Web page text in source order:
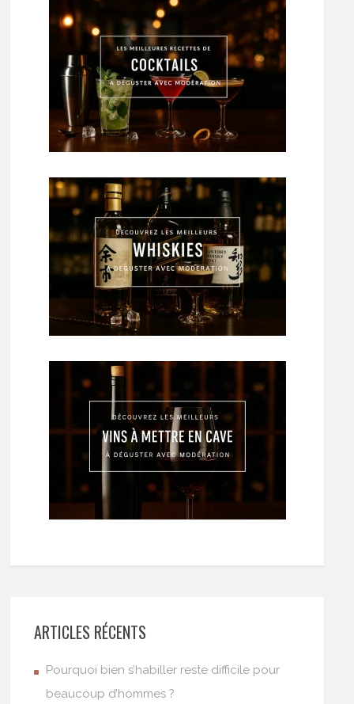
ARTICLES RÉCENTS
Pourquoi bien s’habiller reste difficile pour
beaucoup d’hommes ?